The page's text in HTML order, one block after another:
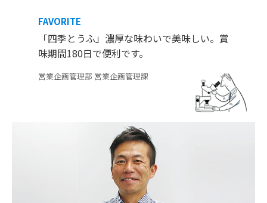
FAVORITE
「四季とうふ」濃厚な味わいで美味しい。賞
味期間180日で便利です。
営業企画管理部 営業企画管理課